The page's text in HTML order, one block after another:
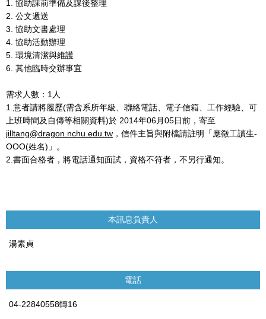
1. 協助課前準備及課後整理
2. 公文遞送
3. 協助文書處理
4. 協助活動辦理
5. 環境清潔與維護
6. 其他臨時交辦事宜
需求人數： 1 人
1. 意者請將履歷(需含系所年級、聯絡電話、電子信箱、工作經驗、可
上班時間及自傳等相關資料)於 2014年06月05日前，寄至
jilltang@dragon.nchu.edu.tw ，信件主旨與附檔請註明「應徵工讀生-
OOO(姓名) 」。
2. 書面合格者，將電話通知面試，資格不符者，不另行通知。
本訊息負責人
湯素貞
電話
04-22840558轉16